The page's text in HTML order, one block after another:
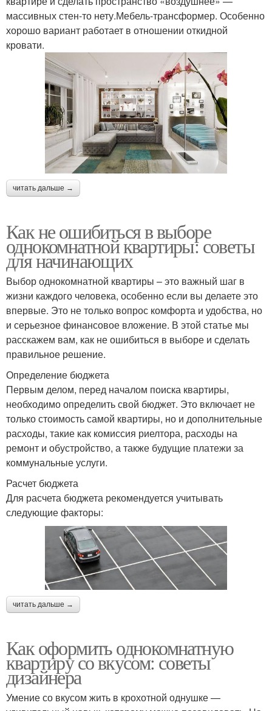
массивных стен-то нету.Мебель-трансформер. Особенно
хорошо вариант работает в отношении откидной
кровати.
читать дальше →
Как не ошибиться в выборе
однокомнатной квартиры: советы
для начинающих
Выбор однокомнатной квартиры – это важный шаг в
жизни каждого человека, особенно если вы делаете это
впервые. Это не только вопрос комфорта и удобства, но
и серьезное финансовое вложение. В этой статье мы
расскажем вам, как не ошибиться в выборе и сделать
правильное решение.
Определение бюджета
Первым делом, перед началом поиска квартиры,
необходимо определить свой бюджет. Это включает не
только стоимость самой квартиры, но и дополнительные
расходы, такие как комиссия риелтора, расходы на
ремонт и обустройство, а также будущие платежи за
коммунальные услуги.
Расчет бюджета
Для расчета бюджета рекомендуется учитывать
следующие факторы:
читать дальше →
Как оформить однокомнатную
квартиру со вкусом: советы
дизайнера
Умение со вкусом жить в крохотной однушке —